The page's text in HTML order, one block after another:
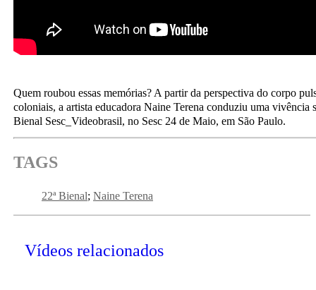
Quem roubou essas memórias? A partir da perspectiva do corpo
coloniais, a artista educadora Naine Terena conduziu uma vivência
Bienal Sesc_Videobrasil, no Sesc 24 de Maio, em São Paulo.
TAGS
22ª Bienal Naine Terena
Vídeos relacionados